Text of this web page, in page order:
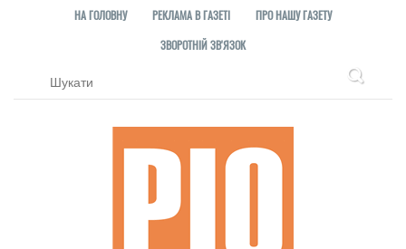
НА ГОЛОВНУ РЕКЛАМА В ГАЗЕТІ
ПРО НАШУ ГАЗЕТУ
ЗВОРОТНІЙ ЗВ'ЯЗОК